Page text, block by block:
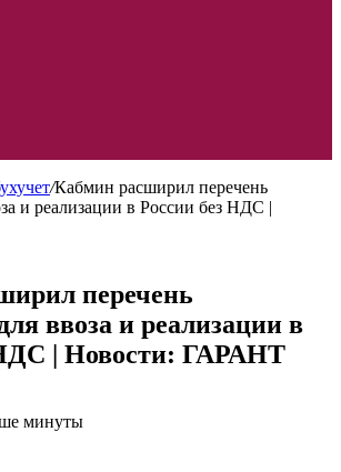
/Кабмин расширил перечень
и реализации в России без НДС |
перечень
ввоза и реализации в
| Новости: ГАРАНТ
минуты